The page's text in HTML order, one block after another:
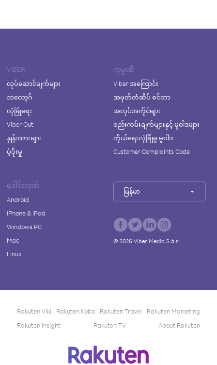
VIBER
လုပ်ဆောင်ချက်များ
ဘလော့ဂ်
လုံခြုံရေး
Viber Out
နှုန်းထားများ
ပံ့ပိုးမှု
ကုမ္ပဏီ
Viber အကြောင်း
အမှတ်တံဆိပ် စင်တာ
အလုပ်အကိုင်များ
စည်းကမ်းချက်များနှင့် မူဝါဒများ
ကိုယ်ရေးလုံခြုံမှု မူဝါဒ
Customer Complaints Code
ဒေါင်းလုတ်
Android
iPhone & iPad
Windows PC
Mac
Linux
မြန်မာ
© 2026Viber Media S.à r.l.
Rakuten Viki Rakuten Kobo Rakuten Travel
Rakuten Marketing
Rakuten Insight
Rakuten TV About Rakuten